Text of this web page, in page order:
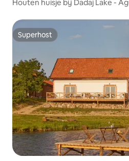
Houten huisje bij Dadaj Lake -
Superhost
Superhost